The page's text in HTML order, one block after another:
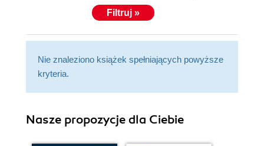
Filtruj »
Nie znaleziono książek spełniających powyższe
kryteria.
Nasze propozycje dla Ciebie